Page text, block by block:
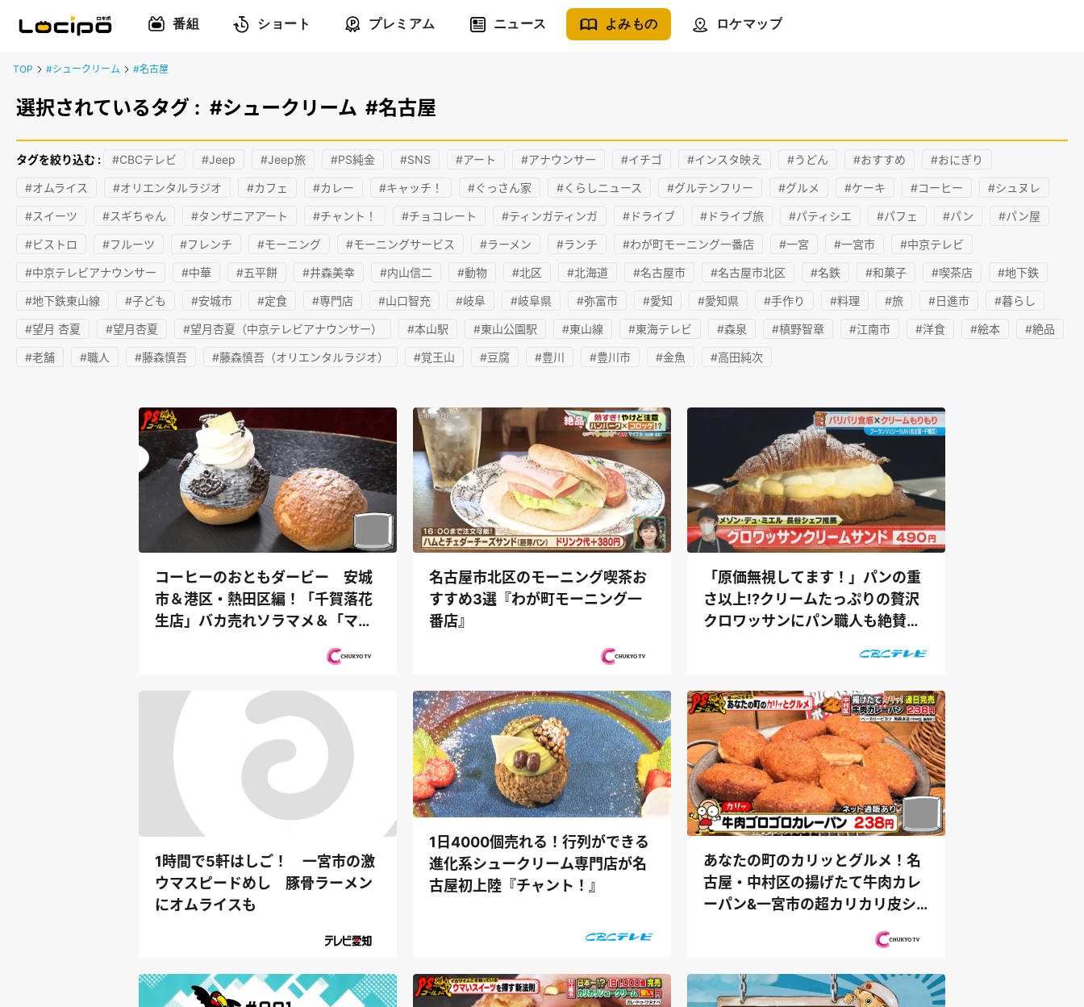
番組 ショート プレミアム ニュース よみもの ロケマップ
TOP #シュークリーム #名古屋
選択されているタグ : #シュークリーム #名古屋
タグを絞り込む : #CBCテレビ #Jeep #Jeep旅 #PS純金 #SNS #アート #アナウンサー #イチゴ #インスタ映え #うどん #おすすめ #おにぎり
#オムライス #オリエンタルラジオ #カフェ #カレー #キャッチ！ #ぐっさん家 #くらしニュース #グルテンフリー #グルメ #ケーキ #コーヒー #シュヌレ
#スイーツ #スギちゃん #タンザニアアート #チャント！ #チョコレート #ティンガティンガ #ドライブ #ドライブ旅 #パティシエ #パフェ #パン #パン屋
#ビストロ #フルーツ #フレンチ #モーニング #モーニングサービス #ラーメン #ランチ #わが町モーニング一番店 #一宮 #一宮市 #中京テレビ
#中京テレビアナウンサー #中華 #五平餅 #井森美幸 #内山信二 #動物 #北区 #北海道 #名古屋市 #名古屋市北区 #名鉄 #和菓子 #喫茶店 #地下鉄
#地下鉄東山線 #子ども #安城市 #定食 #専門店 #山口智充 #岐阜 #岐阜県 #弥富市 #愛知 #愛知県 #手作り #料理 #旅 #日進市 #暮らし
#望月 杏夏 #望月杏夏 #望月杏夏（中京テレビアナウンサー） #本山駅 #東山公園駅 #東山線 #東海テレビ #森泉 #槙野智章 #江南市 #洋食 #絵本 #絶品
#老舗 #職人 #藤森慎吾 #藤森慎吾（オリエンタルラジオ） #覚王山 #豆腐 #豊川 #豊川市 #金魚 #高田純次
コーヒーのおともダービー 安城
市＆港区・熱田区編！「千賀落花
生店」バカ売れソラマメ＆「マエ
名古屋市北区のモーニング喫茶お
すすめ3選『わが町モーニング一
番店』
「原価無視してます！」パンの重
さ以上!?クリームたっぷりの贅沢
クロワッサンにパン職人も絶賛
1時間で5軒はしご！ 一宮市の激
ウマスピードめし 豚骨ラーメン
にオムライスも
1日4000個売れる！行列ができる
進化系シュークリーム専門店が名
古屋初上陸『チャント！』
あなたの町のカリッとグルメ！名
古屋・中村区の揚げたて牛肉カレ
ーパン&一宮市の超カリカリ皮シ